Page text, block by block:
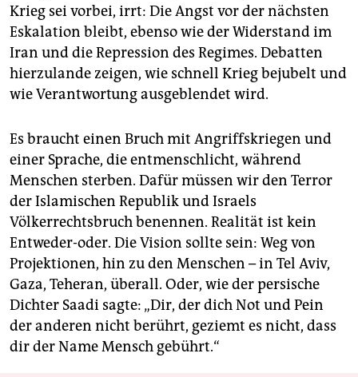
Krieg sei vorbei, irrt: Die Angst vor der nächsten
Eskalation bleibt, ebenso wie der Widerstand im
Iran und die Repression des Regimes. Debatten
hierzulande zeigen, wie schnell Krieg bejubelt und
wie Verantwortung ausgeblendet wird.
Es braucht einen Bruch mit Angriffskriegen und
einer Sprache, die entmenschlicht, während
Menschen sterben. Dafür müssen wir den Terror
der Islamischen Republik und Israels
Völkerrechtsbruch benennen. Realität ist kein
Entweder-oder. Die Vision sollte sein: Weg von
Projektionen, hin zu den Menschen – in Tel Aviv,
Gaza, Teheran, überall. Oder, wie der persische
Dichter Saadi sagte: „Dir, der dich Not und Pein
der anderen nicht berührt, geziemt es nicht, dass
dir der Name Mensch gebührt.“